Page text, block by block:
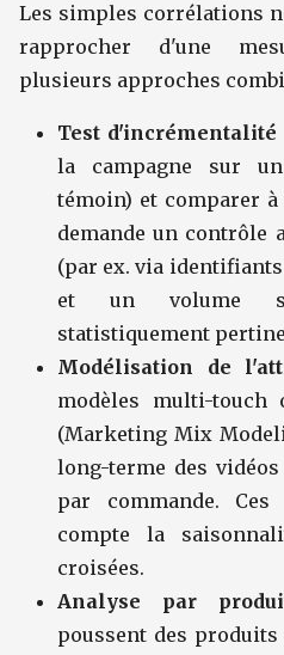
Les simples corrélations
rapprocher d'une
plusieurs approches
Test d'incrémentalité
la campagne sur
témoin) et comparer à
demande un contrôle
(par ex. via
et un volume
statistiquement
Modélisation de
modèles multi-touch
(Marketing Mix
long-terme des
par commande.
compte la
croisées.
Analyse par
poussent des